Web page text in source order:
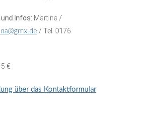
Infos: Martina /
/ Tel. 0176
€
über das Kontaktformular